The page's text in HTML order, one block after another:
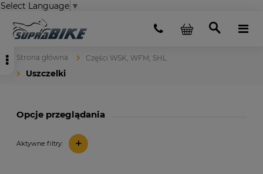
Select Language ▼
Strona główna Części WSK, WFM, SHL
Uszczelki
Opcje przeglądania
Aktywne filtry: +